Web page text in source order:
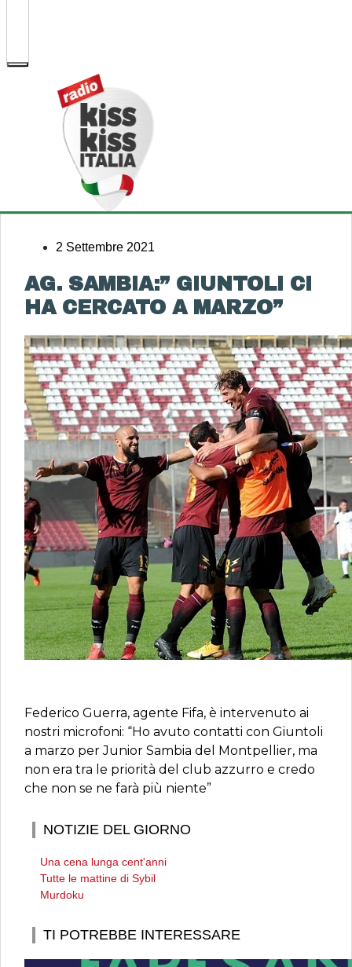
2 Settembre 2021
AG. SAMBIA:” GIUNTOLI CI
HA CERCATO A MARZO”
Federico Guerra, agente Fifa, è intervenuto ai
nostri microfoni: “Ho avuto contatti con Giuntoli
a marzo per Junior Sambia del Montpellier, ma
non era tra le priorità del club azzurro e credo
che non se ne farà più niente”
NOTIZIE DEL GIORNO
Una cena lunga cent'anni
Tutte le mattine di Sybil
Murdoku
TI POTREBBE INTERESSARE